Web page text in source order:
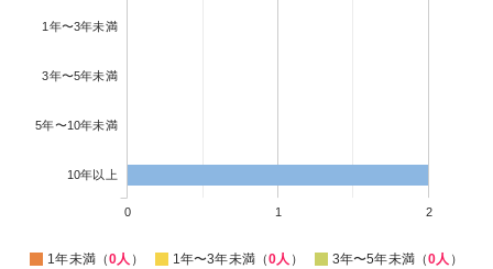
1年〜3年未満
3年〜5年未満
5年〜10年未満
10年以上
0 1 2
1年未満（0人 ） 1年〜3年未満（0人 ） 3年〜5年未満（0人 ）